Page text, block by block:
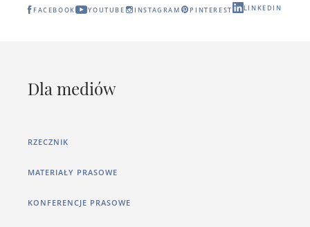
FACEBOOK YOUTUBE INSTAGRAM PINTEREST LINKEDIN
Dla mediów
RZECZNIK
MATERIAŁY PRASOWE
KONFERENCJE PRASOWE